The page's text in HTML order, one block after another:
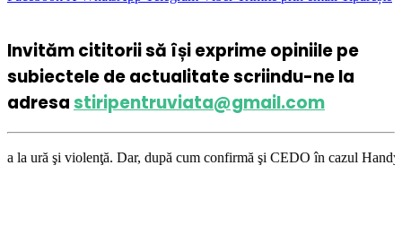
Invităm cititorii să își exprime opiniile pe
subiectele de actualitate scriindu-ne la
adresastiripentruviata@gmail.com
Dar, după cum confirmă şi CEDO în cazul Handyside vs. UK